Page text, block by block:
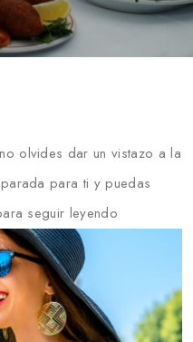
olvides dar un vistazo a la
para ti y puedas
seguir leyendo